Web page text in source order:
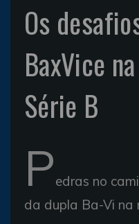
Os
BaxVice
Série B
Pedras no
da dupla Ba-Vi na